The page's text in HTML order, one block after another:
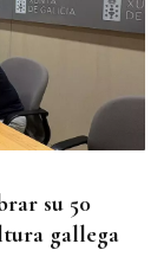
su 50
gallega